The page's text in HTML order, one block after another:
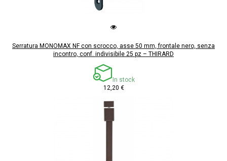
Serratura MONOMAX NF con scrocco, asse 50 mm, frontale nero, senza
incontro, conf. indivisibile 25 pz – THIRARD
In stock
12,20 €